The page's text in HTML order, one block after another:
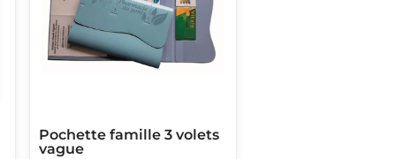
Pochette famille 3 volets
vague